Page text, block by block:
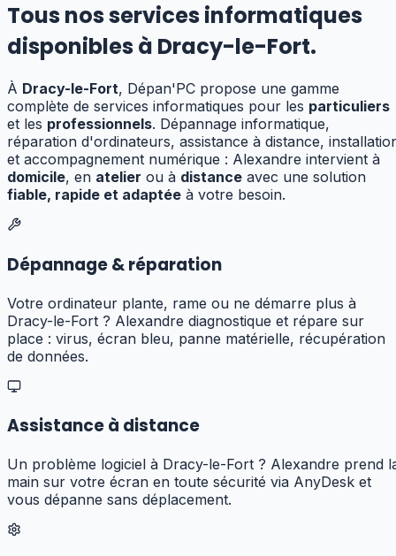
Tous nos services informatiques
disponibles à Dracy-le-Fort.
À Dracy-le-Fort, Dépan'PC propose une gamme
complète de services informatiques pour les particuliers
et les professionnels. Dépannage informatique,
réparation d'ordinateurs, assistance à distance,
et accompagnement numérique : Alexandre intervient à
domicile, en atelier ou à distance avec une solution
fiable, rapide et adaptée à votre besoin.
Dépannage & réparation
Votre ordinateur plante, rame ou ne démarre plus à
Dracy-le-Fort ? Alexandre diagnostique et répare sur
place : virus, écran bleu, panne matérielle, récupération
de données.
Assistance à distance
Un problème logiciel à Dracy-le-Fort ? Alexandre prend
main sur votre écran en toute sécurité via AnyDesk et
vous dépanne sans déplacement.